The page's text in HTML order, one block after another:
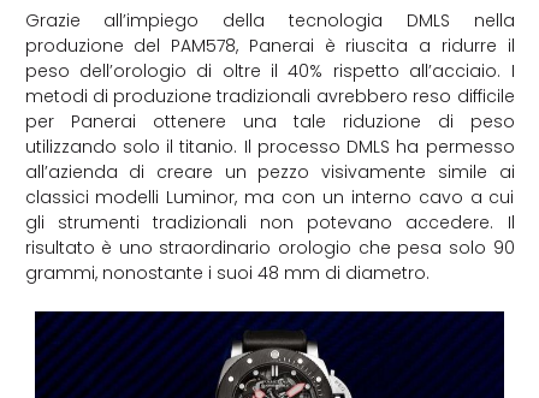
Grazie all’impiego della tecnologia DMLS nella
produzione del PAM578, Panerai è riuscita a ridurre il
peso dell’orologio di oltre il 40% rispetto all’acciaio. I
metodi di produzione tradizionali avrebbero reso difficile
per Panerai ottenere una tale riduzione di peso
utilizzando solo il titanio. Il processo DMLS ha permesso
all’azienda di creare un pezzo visivamente simile ai
classici modelli Luminor, ma con un interno cavo a cui
gli strumenti tradizionali non potevano accedere. Il
risultato è uno straordinario orologio che pesa solo 90
grammi, nonostante i suoi 48 mm di diametro.